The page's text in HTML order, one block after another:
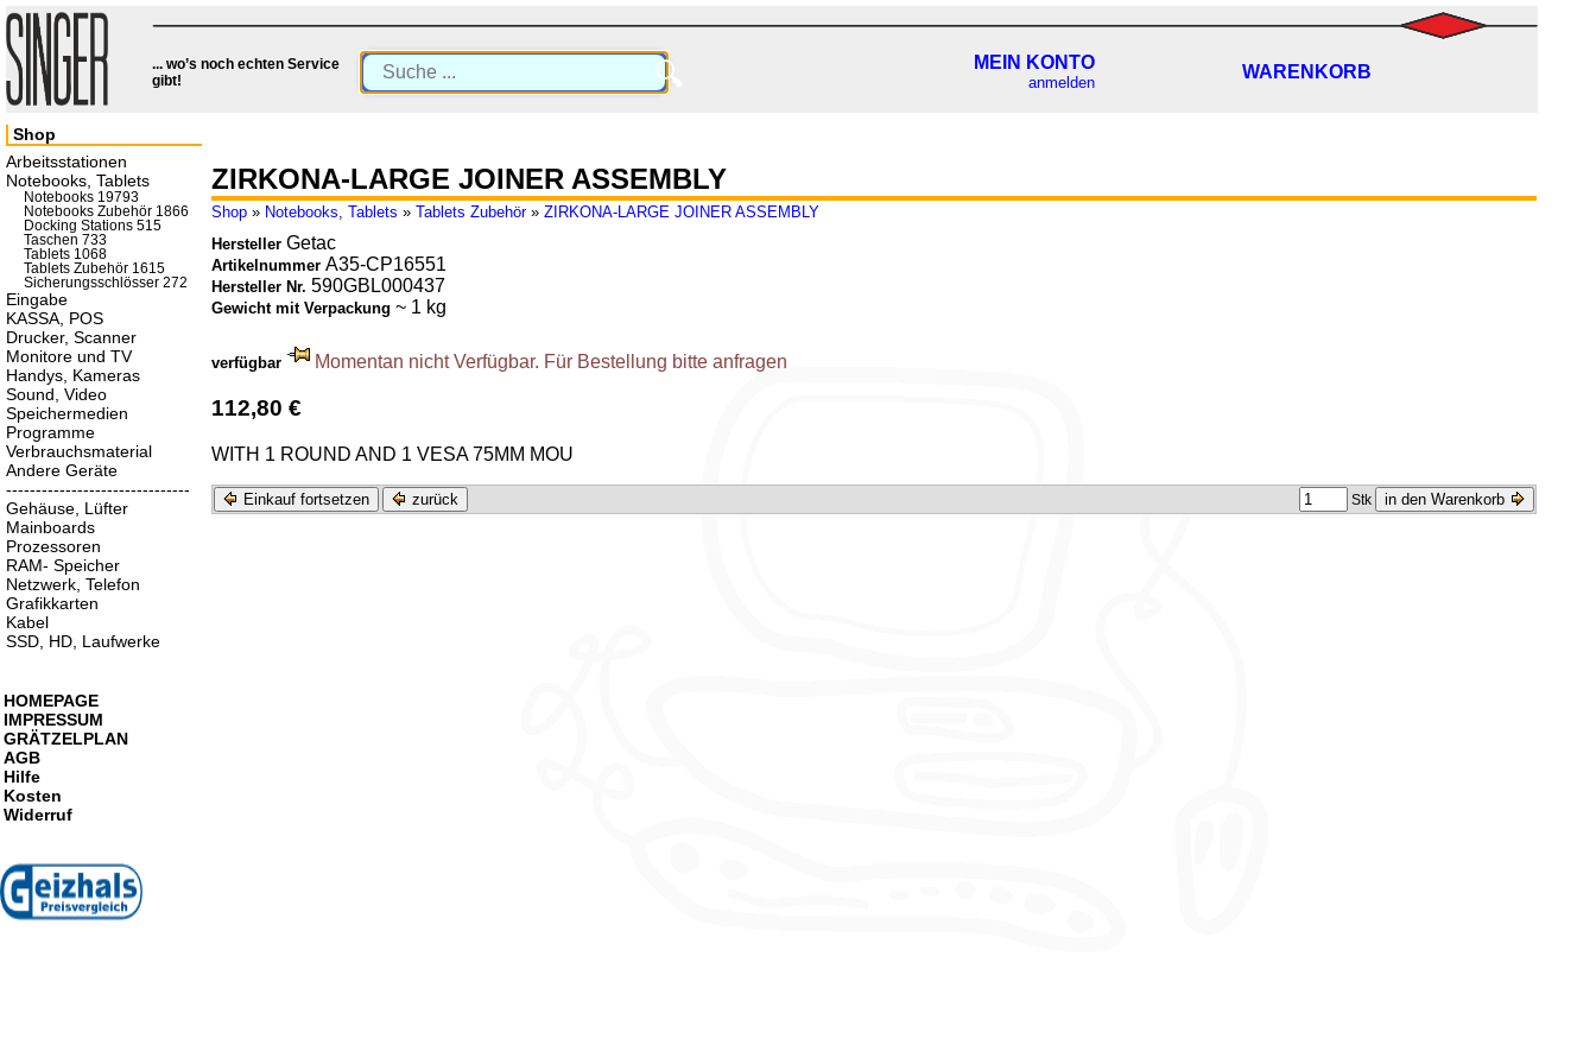
... wo’s noch echten Service
gibt!
🔍 MEIN KONTO
anmelden
WARENKORB
ZIRKONA-LARGE JOINER ASSEMBLY
Shop » Notebooks, Tablets » Tablets Zubehör» ZIRKONA-LARGE JOINER ASSEMBLY
Hersteller Getac
Artikelnummer A35-CP16551
Hersteller Nr. 590GBL000437
Gewicht mit Verpackung ~ 1 kg
verfügbar Momentan nicht Verfügbar. Für Bestellung bitte anfragen
112,80 €
WITH 1 ROUND AND 1 VESA 75MM MOU
Einkauf fortsetzen zurück Stk in den Warenkorb
Shop
Arbeitsstationen
Notebooks, Tablets
Notebooks 19793
Notebooks Zubehör 1866
Docking Stations 515
Taschen 733
Tablets 1068
Tablets Zubehör 1615
Sicherungsschlösser 272
Eingabe
KASSA, POS
Drucker, Scanner
Monitore und TV
Handys, Kameras
Sound, Video
Speichermedien
Programme
Verbrauchsmaterial
Andere Geräte
-------------------------------
Gehäuse, Lüfter
Mainboards
Prozessoren
RAM- Speicher
Netzwerk, Telefon
Grafikkarten
Kabel
SSD, HD, Laufwerke
HOMEPAGE
IMPRESSUM
GRÄTZELPLAN
AGB
Hilfe
Kosten
Widerruf